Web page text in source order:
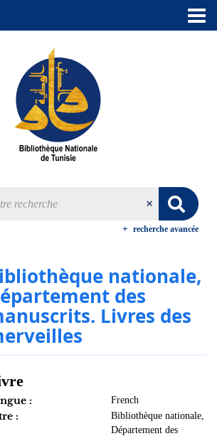
recherche avancée
nationale,
des
Livres des
: French
:
Bibliothèque nationale,
Département des